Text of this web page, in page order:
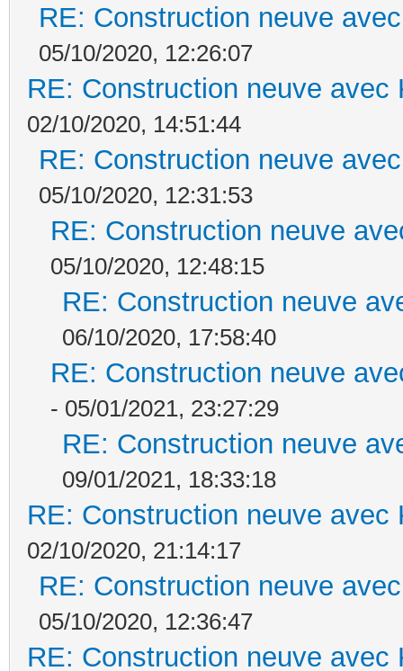
RE: Construction neuve
05/10/2020, 12:26:07
RE: Construction neuve avec
02/10/2020, 14:51:44
RE: Construction neuve
05/10/2020, 12:31:53
RE: Construction neuve
05/10/2020, 12:48:15
RE: Construction neuve
06/10/2020, 17:58:40
RE: Construction neuve
- 05/01/2021, 23:27:29
RE: Construction neuve
09/01/2021, 18:33:18
RE: Construction neuve avec
02/10/2020, 21:14:17
RE: Construction neuve
05/10/2020, 12:36:47
RE: Construction neuve avec